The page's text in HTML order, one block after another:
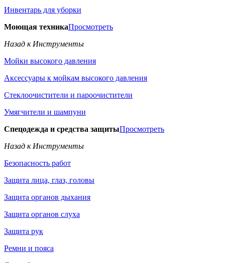
Инвентарь для уборки
Моющая техникаПросмотреть
Назад к Инструменты
Мойки высокого давления
Аксессуары к мойкам высокого давления
Стеклоочистители и пароочистители
Умягчители и шампуни
Спецодежда и средства защитыПросмотреть
Назад к Инструменты
Безопасность работ
Защита лица, глаз, головы
Защита органов дыхания
Защита органов слуха
Защита рук
Ремни и пояса